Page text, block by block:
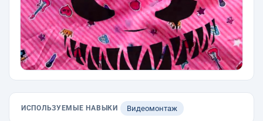
ИСПОЛЬЗУЕМЫЕ НАВЫКИ Видеомонтаж